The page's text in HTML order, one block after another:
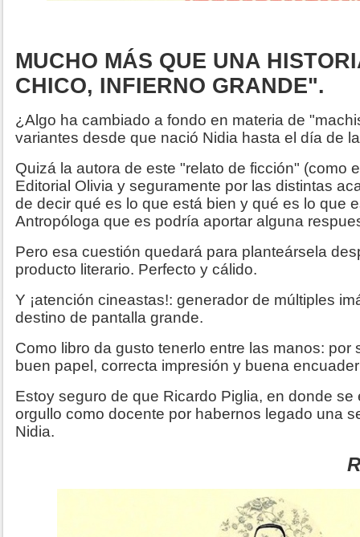
MUCHO MÁS QUE UNA
CHICO, INFIERNO GRANDE".
¿Algo ha cambiado a fondo en materia de
variantes desde que nació Nidia hasta el día de
Quizá la autora de este "relato de ficción" (como
Editorial Olivia y seguramente por las distintas
de decir qué es lo que está bien y qué es lo que
Antropóloga que es podría aportar alguna
Pero esa cuestión quedará para planteársela
producto literario. Perfecto y cálido.
Y ¡atención cineastas!: generador de múltiples
destino de pantalla grande.
Como libro da gusto tenerlo entre las manos: por
buen papel, correcta impresión y buena
Estoy seguro de que Ricardo Piglia, en donde
orgullo como docente por habernos legado una
Nidia.